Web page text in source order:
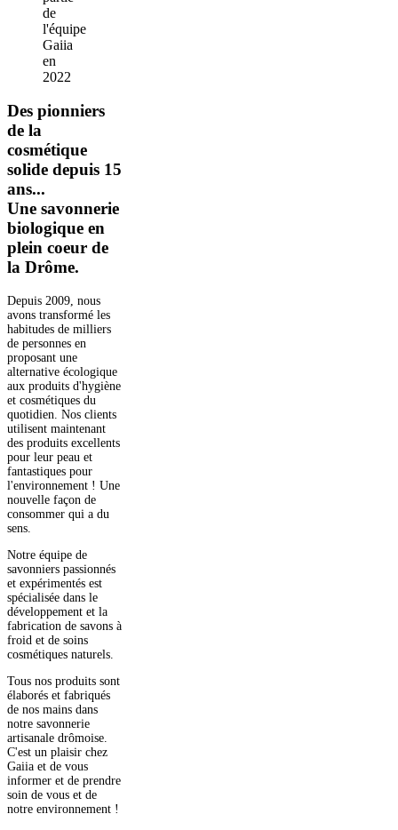
de
l'équipe
Gaiia
en
2022
Des pionniers
de la
cosmétique
solide depuis 15
ans...
Une savonnerie
biologique en
plein coeur de
la Drôme.
Depuis 2009, nous
avons transformé les
habitudes de milliers
de personnes en
proposant une
alternative écologique
aux produits d'hygiène
et cosmétiques du
quotidien. Nos clients
utilisent maintenant
des produits excellents
pour leur peau et
fantastiques pour
l'environnement ! Une
nouvelle façon de
consommer qui a du
sens.
Notre équipe de
savonniers passionnés
et expérimentés est
spécialisée dans le
développement et la
fabrication de savons à
froid et de soins
cosmétiques naturels.
Tous nos produits sont
élaborés et fabriqués
de nos mains dans
notre savonnerie
artisanale drômoise.
C'est un plaisir chez
Gaiia et de vous
informer et de prendre
soin de vous et de
notre environnement !